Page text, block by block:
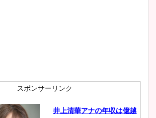
スポンサーリンク
井上清華アナの年収は億越